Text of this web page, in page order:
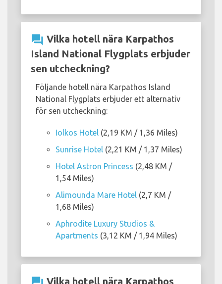
question_answer Vilka hotell nära Karpathos
Island National Flygplats erbjuder
sen utcheckning?
Följande hotell nära Karpathos Island
National Flygplats erbjuder ett alternativ
för sen utcheckning:
Iolkos Hotel (2,19 KM / 1,36 Miles)
Sunrise Hotel (2,21 KM / 1,37 Miles)
Hotel Astron Princess (2,48 KM /
1,54 Miles)
Alimounda Mare Hotel (2,7 KM /
1,68 Miles)
Aphrodite Luxury Studios &
Apartments (3,12 KM / 1,94 Miles)
Vilka hotell nära Karpathos